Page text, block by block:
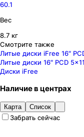
60.1
Вес
8.7 кг
Смотрите также
Литые диски iFree 16″
Литые диски 16″ PCD
Диски iFree
Наличиев центрах
Карта Список
Забрать сейчас